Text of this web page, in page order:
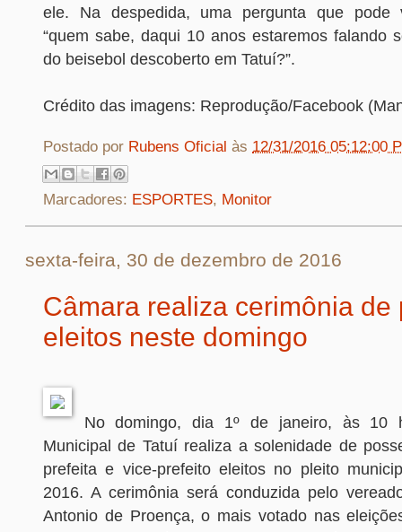
ele. Na despedida, uma pergunta que pode
“quem sabe, daqui 10 anos estaremos falando
do beisebol descoberto em Tatuí?”.
Crédito das imagens: Reprodução/Facebook
Postado por Rubens Oficial às 12/31/2016 05:12:00
Marcadores: ESPORTES, Monitor
sexta-feira, 30 de dezembro de 2016
Câmara realiza cerimônia de
eleitos neste domingo
No domingo, dia 1º de janeiro, às 10
Municipal de Tatuí realiza a solenidade de
prefeita e vice-prefeito eleitos no pleito
2016. A cerimônia será conduzida pelo
Antonio de Proença, o mais votado nas